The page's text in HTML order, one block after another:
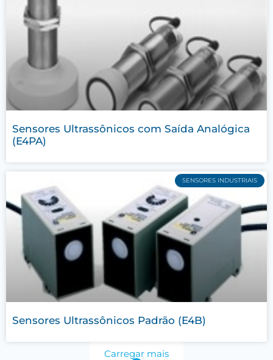
Sensores Ultrassônicos com Saída Analógica
(E4PA)
SENSORES INDUSTRIAIS
Sensores Ultrassônicos Padrão (E4B)
Carregar mais